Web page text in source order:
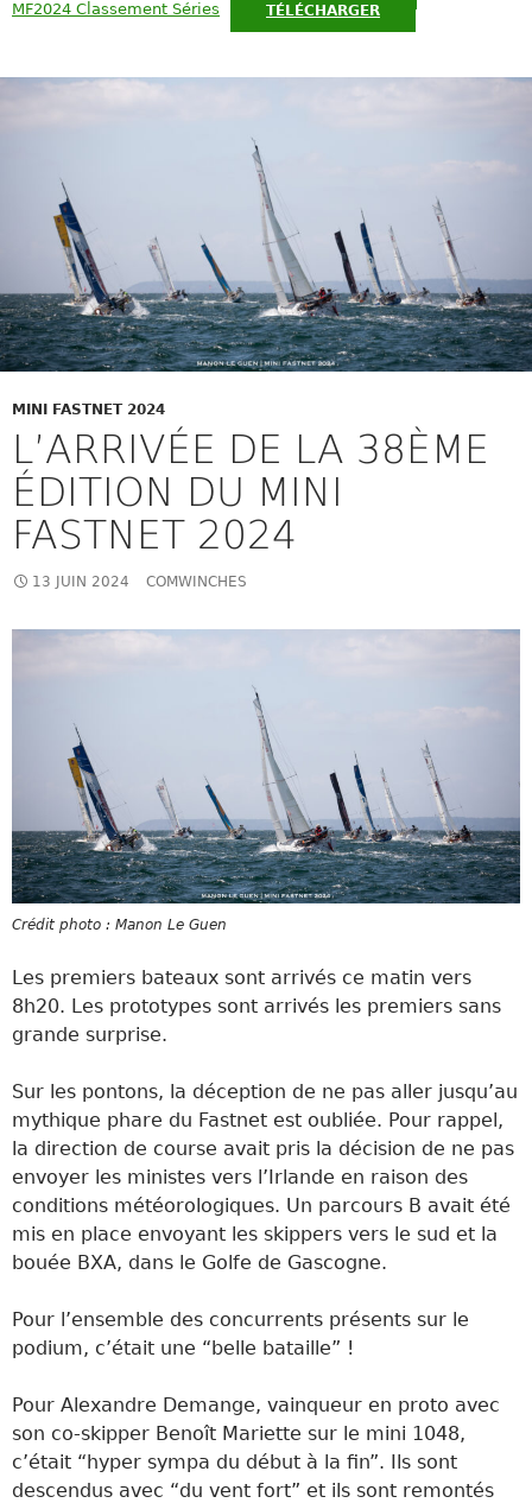
MF2024 Classement Séries TÉLÉCHARGER
MINI FASTNET 2024
L’ARRIVÉE DE LA 38ÈME
ÉDITION DU MINI
FASTNET 2024
13 JUIN 2024 COMWINCHES
Crédit photo : Manon Le Guen
Les premiers bateaux sont arrivés ce matin vers
8h20. Les prototypes sont arrivés les premiers sans
grande surprise.
Sur les pontons, la déception de ne pas aller jusqu’au
mythique phare du Fastnet est oubliée. Pour rappel,
la direction de course avait pris la décision de ne pas
envoyer les ministes vers l’Irlande en raison des
conditions météorologiques. Un parcours B avait été
mis en place envoyant les skippers vers le sud et la
bouée BXA, dans le Golfe de Gascogne.
Pour l’ensemble des concurrents présents sur le
podium, c’était une “belle bataille” !
Pour Alexandre Demange, vainqueur en proto avec
son co-skipper Benoît Mariette sur le mini 1048,
c’était “hyper sympa du début à la fin”. Ils sont
descendus avec “du vent fort” et ils sont remontés